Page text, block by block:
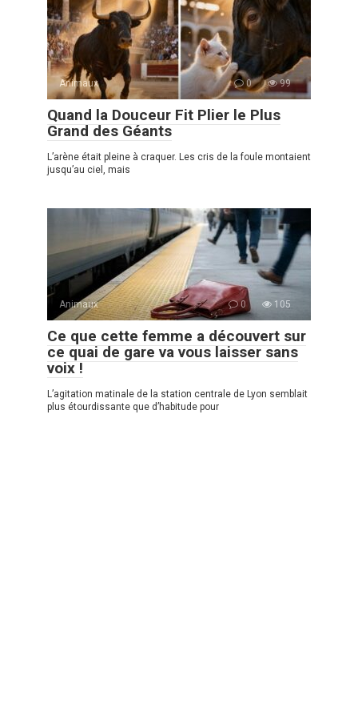
Animaux 0 99
Quand la Douceur Fit Plier le Plus
Grand des Géants
L’arène était pleine à craquer. Les cris de la foule montaient
jusqu’au ciel, mais
Animaux 0 105
Ce que cette femme a découvert sur
ce quai de gare va vous laisser sans
voix !
L’agitation matinale de la station centrale de Lyon semblait
plus étourdissante que d’habitude pour